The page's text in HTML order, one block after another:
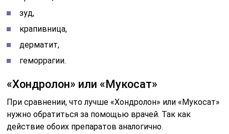
зуд,
крапивница,
дерматит,
геморрагии.
«Хондролон» или «Мукосат»
При сравнении, что лучше «Хондролон» или «Мукосат»
нужно обратиться за помощью врачей. Так как
действие обоих препаратов аналогично.